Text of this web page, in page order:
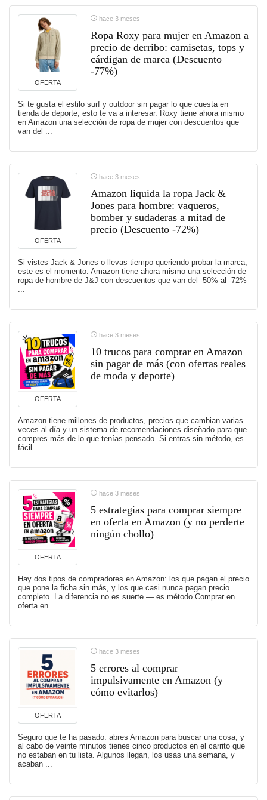
OFERTA
hace 3 meses
Ropa Roxy para mujer en Amazon a
precio de derribo: camisetas, tops y
cárdigan de marca (Descuento
-77%)
Si te gusta el estilo surf y outdoor sin pagar lo que cuesta en
tienda de deporte, esto te va a interesar. Roxy tiene ahora mismo
en Amazon una selección de ropa de mujer con descuentos que
van del ...
OFERTA
hace 3 meses
Amazon liquida la ropa Jack &
Jones para hombre: vaqueros,
bomber y sudaderas a mitad de
precio (Descuento -72%)
Si vistes Jack & Jones o llevas tiempo queriendo probar la marca,
este es el momento. Amazon tiene ahora mismo una selección de
ropa de hombre de J&J con descuentos que van del -50% al -72%
...
OFERTA
hace 3 meses
10 trucos para comprar en Amazon
sin pagar de más (con ofertas reales
de moda y deporte)
Amazon tiene millones de productos, precios que cambian varias
veces al día y un sistema de recomendaciones diseñado para que
compres más de lo que tenías pensado. Si entras sin método, es
fácil ...
OFERTA
hace 3 meses
5 estrategias para comprar siempre
en oferta en Amazon (y no perderte
ningún chollo)
Hay dos tipos de compradores en Amazon: los que pagan el precio
que pone la ficha sin más, y los que casi nunca pagan precio
completo. La diferencia no es suerte — es método.Comprar en
oferta en ...
OFERTA
hace 3 meses
5 errores al comprar
impulsivamente en Amazon (y
cómo evitarlos)
Seguro que te ha pasado: abres Amazon para buscar una cosa, y
al cabo de veinte minutos tienes cinco productos en el carrito que
no estaban en tu lista. Algunos llegan, los usas una semana, y
acaban ...